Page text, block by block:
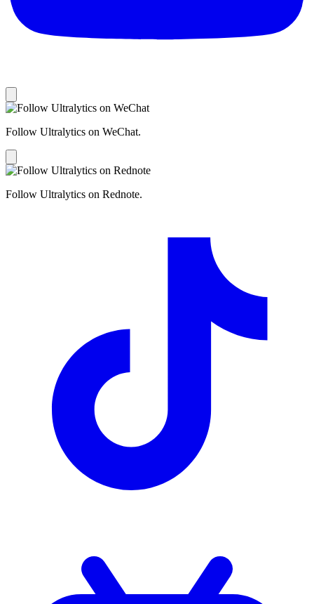
Follow Ultralytics on WeChat.
Follow Ultralytics on Rednote.